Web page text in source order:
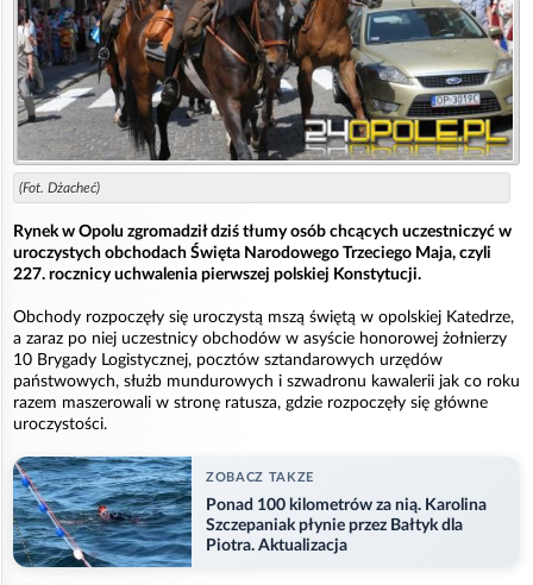
(Fot. Dżacheć)
Rynek w Opolu zgromadził dziś tłumy osób chcących uczestniczyć w
uroczystych obchodach Święta Narodowego Trzeciego Maja, czyli
227. rocznicy uchwalenia pierwszej polskiej Konstytucji.
Obchody rozpoczęły się uroczystą mszą świętą w opolskiej Katedrze,
a zaraz po niej uczestnicy obchodów w asyście honorowej żołnierzy
10 Brygady Logistycznej, pocztów sztandarowych urzędów
państwowych, służb mundurowych i szwadronu kawalerii jak co roku
razem maszerowali w stronę ratusza, gdzie rozpoczęły się główne
uroczystości.
ZOBACZ TAKZE
Ponad 100 kilometrów za nią. Karolina
Szczepaniak płynie przez Bałtyk dla
Piotra. Aktualizacja